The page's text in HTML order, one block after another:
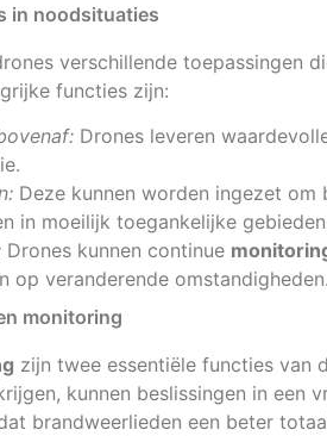
in noodsituaties
verschillende toepassingen
functies zijn:
Drones leveren
Deze kunnen worden ingezet om
in moeilijk toegankelijke
Drones kunnen continue
op veranderende
monitoring
zijn twee essentiële functies van
kunnen beslissingen in een
brandweerlieden een beter